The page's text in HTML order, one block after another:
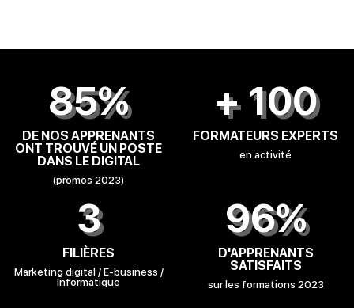
85%
DE NOS APPRENANTS
ONT TROUVÉ UN POSTE
DANS LE DIGITAL
(promos 2023)
+ 100
FORMATEURS EXPERTS
en activité
3
FILIÈRES
Marketing digital / E-business /
Informatique
96%
D'APPRENANTS
SATISFAITS
sur les formations 2023